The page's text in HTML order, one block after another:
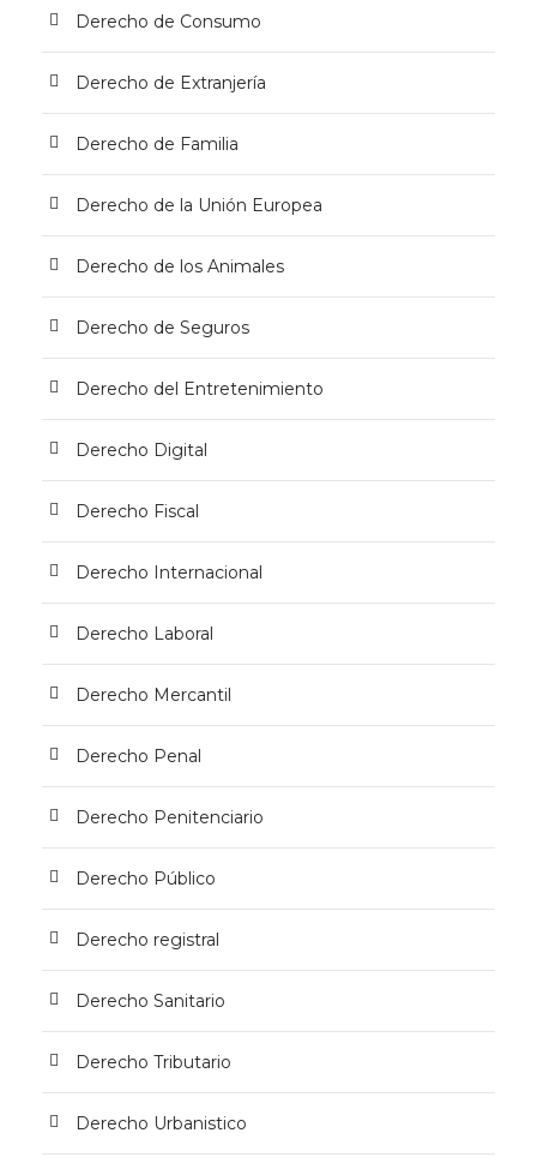
Derecho de Consumo
Derecho de Extranjería
Derecho de Familia
Derecho de la Unión Europea
Derecho de los Animales
Derecho de Seguros
Derecho del Entretenimiento
Derecho Digital
Derecho Fiscal
Derecho Internacional
Derecho Laboral
Derecho Mercantil
Derecho Penal
Derecho Penitenciario
Derecho Público
Derecho registral
Derecho Sanitario
Derecho Tributario
Derecho Urbanistico